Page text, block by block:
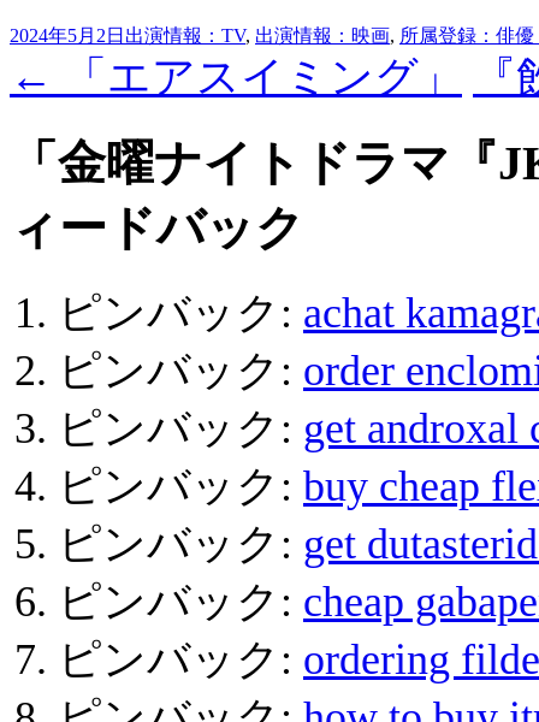
2024年5月2日 出演情報：TV, 出演情報：映画, 所属登録：俳
稿
ナ
ゲ
ー
シ
ョ
ン
← 「エアスイミング」
「 金曜ナイトドラマ『
ィードバック
ピンバック: achat
ピンバック: order
ピンバック: get androxal
ピンバック: buy cheap
ピンバック: get
ピンバック: cheap
ピンバック: ordering